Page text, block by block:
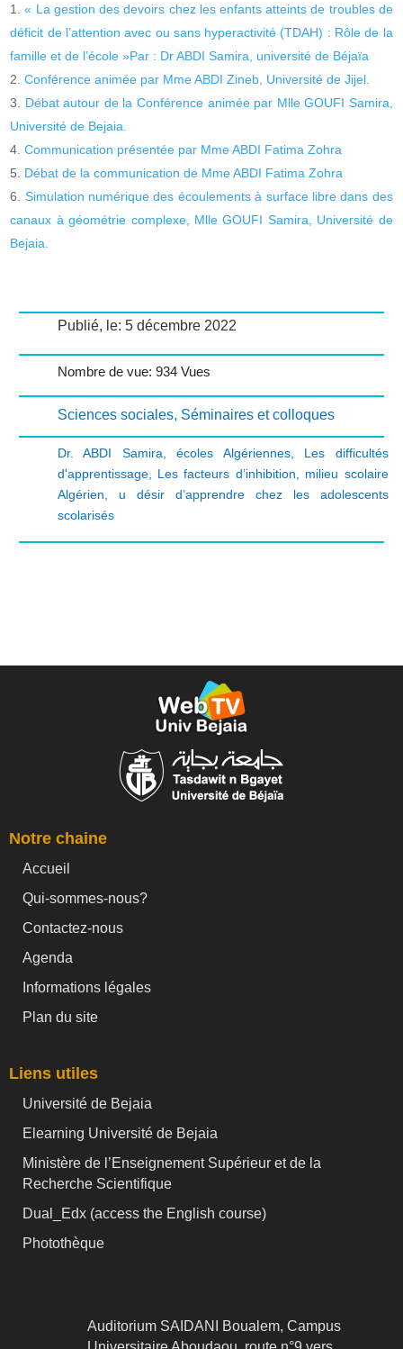
« La gestion des devoirs chez les enfants atteints de troubles de
déficit de l’attention avec ou sans hyperactivité (TDAH) : Rôle de la
famille et de l’école »Par : Dr ABDI Samira, université de Béjaïa
Conférence animée par Mme ABDI Zineb, Université de Jijel.
Débat autour de la Conférence animée par Mlle GOUFI Samira,
Université de Bejaia.
Communication présentée par Mme ABDI Fatima Zohra
Débat de la communication de Mme ABDI Fatima Zohra
Simulation numérique des écoulements à surface libre dans des
canaux à géométrie complexe, Mlle GOUFI Samira, Université de
Bejaia.
Publié, le: 5 décembre 2022
Nombre de vue: 934 Vues
Sciences sociales, Séminaires et colloques
Dr. ABDI Samira écoles Algériennes, Les difficultés
d'apprentissage, Les facteurs d’inhibition
milieu scolaire
Algérien
u désir d’apprendre chez les adolescents
scolarisés
Notre chaine
Accueil
Qui-sommes-nous?
Contactez-nous
Agenda
Informations légales
Plan du site
Liens utiles
Université de Bejaia
Elearning Université de Bejaia
Ministère de l’Enseignement Supérieur et de la
Recherche Scientifique
Dual_Edx (access the English course)
Photothèque
Auditorium SAIDANI Boualem, Campus